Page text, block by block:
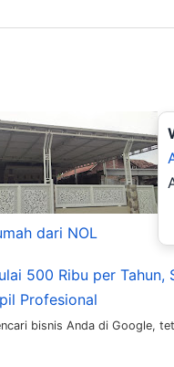
dari NOL
500 Ribu per Tahun,
Profesional
bisnis Anda di Google,